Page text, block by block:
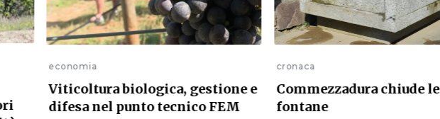
economia
Viticoltura biologica, gestione e
difesa nel punto tecnico FEM
cronaca
Commezzadura chiude le
fontane